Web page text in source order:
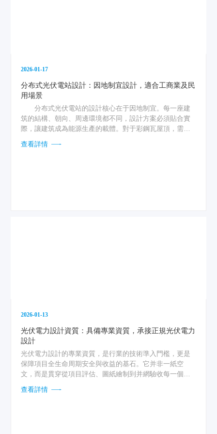
2026-01-17
分布式光伏電站設計：因地制宜設計，適合工商業及民
用場景
分布式光伏電站的設計核心在于因地制宜。每一座建
筑的結構、朝向、周邊環境都不同，設計方案必須貼合實
際，讓建筑成為能源生產的載體。對于彩鋼瓦屋頂，需要
查看詳情
2026-01-13
光伏電力設計資質：具備專業資質，承接正規光伏電力
設計
光伏電力設計的專業資質，是行業的技術準入門檻，更是
保障項目全生命周期安全與收益的基石。它并非一紙空
文，而是貫穿從項目評估、圖紙繪制到并網驗收每一個環
查看詳情